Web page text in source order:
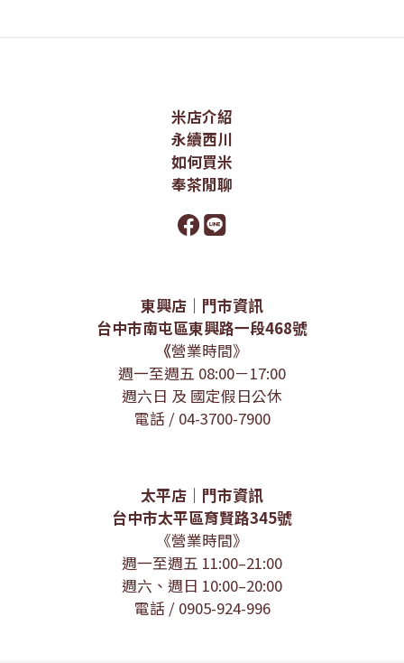
名的是什麼、台中犁記哪裡買，以及第一次吃犂記時最
台灣有這麼多「犁記」？台中犂記、社口犂記、台北犁
記、犁茶品記差別台北犁記、台中犁記差別在哪裡？台
中犂記推薦｜犁記最有名的是什麼？2026中秋送禮｜台
中犂記綠豆椪禮盒推薦台中犁記哪裡買？台中犂記目前
營業據點台中犂記常見問題FAQ一、台中犂記是什麼？
為什麼台灣有這麼多「犁記」？在開始介紹之前，先解
用的「犂」字不同，本文介紹的台中犂記，是目前由
「犂記實業股份有限公司」經營、總店位於台中市北區
中清路一段788號的百年糕餅品牌。因為「犂」字較少
見，所以網路上也有大量消費者搜尋「台中犁記」、
「犁記餅店」等寫法，指的未必都是同一間店。要真正
分辨各家犁記，不能只看店名，而要進一步確認地址、
犂先生於清光緒20年，也就是西元1894年創立「犂
記」，店名便取自創辦人名字中的「犂」字。社口犂記
官方也特別說明，中部早期曾有數家分店，但後來早已
各自獨立經營，彼此間沒有連鎖產銷關係；北部其他同
名店家也不是社口本店的分店或銷售據點。因此今天看
到台中犂記、社口犂記、犁記餅店、台北犁記等名稱
時，最重要的觀念就是：雖然都帶有「犁記／犂記」名
米店介紹
永續西川
如何買米
奉茶閒聊
東興店｜門市資訊
台中市南屯區東興路一段468號
《營業時間》
週一至週五 08:00－17:00
週六日 及 國定假日公休
電話 / 04-3700-7900
太平店｜門市資訊
台中市太平區育賢路345號
《營業時間》
週一至週五 11:00–21:00
週六、週日 10:00–20:00
電話 / 0905-924-996